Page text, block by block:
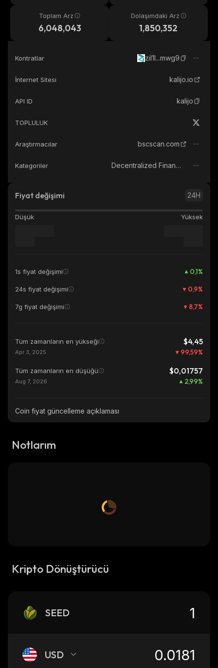
Toplam Arz
6,048,043
Dolaşımdaki Arz
1,850,352
Kontratlar zil1l...mwg9
İnternet Sitesi kalijo.io
API ID kalijo
TOPLULUK
Araştırmacılar bscscan.com
Kategoriler Decentralized Finance (DeFi)
Fiyat değişimi 24H
Düşük Yüksek
1s fiyat değişimi 0,1%
24s fiyat değişimi 0,9%
7g fiyat değişimi 8,7%
Tüm zamanların en yükseği $4,45
Apr 3, 2025 99,59%
Tüm zamanların en düşüğü $0,01757
Aug 7, 2026 2,99%
Coin fiyat güncelleme açıklaması
Notlarım
Kripto Dönüştürücü
SEED
USD